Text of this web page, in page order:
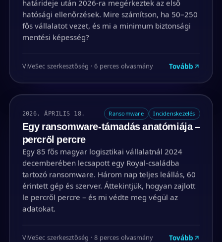
határideje után 2026-ra megérkeztek az első
hatósági ellenőrzések. Mire számítson, ha 50–250
fős vállalatot vezet, és mi a minimum biztonsági
mentési képesség?
ViVeSec szerkesztőség · 6 perces olvasmány Tovább
2026. ÁPRILIS 18. Ransomware Incidenskezelés
Egy ransomware-támadás anatómiája –
percről percre
Egy 85 fős magyar logisztikai vállalatnál 2024
decemberében lecsapott egy Royal-családba
tartozó ransomware. Három nap teljes leállás, 60
érintett gép és szerver. Áttekintjük, hogyan zajlott
le percről percre – és mi védte meg végül az
adatokat.
ViVeSec szerkesztőség · 8 perces olvasmány Tovább